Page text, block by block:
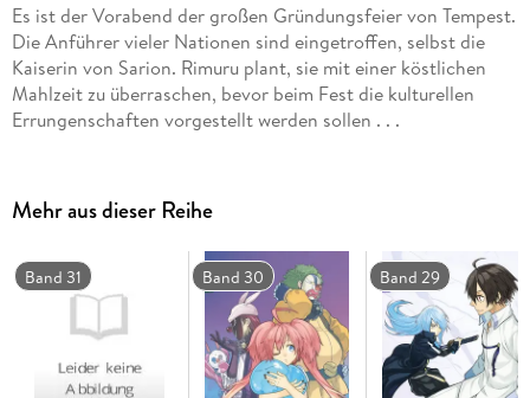
Es ist der Vorabend der großen Gründungsfeier von Tempest.
Die Anführer vieler Nationen sind eingetroffen, selbst die
Kaiserin von Sarion. Rimuru plant, sie mit einer köstlichen
Mahlzeit zu überraschen, bevor beim Fest die kulturellen
Errungenschaften vorgestellt werden sollen . . .
Mehr aus dieser Reihe
Band 31 Band 30 Band 29